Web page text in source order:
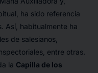
ha sido referencia
Así, habitualmente ha
de salesianos,
entre otras.
la Capilla de los